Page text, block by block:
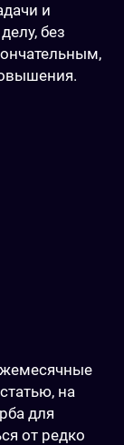
и
без
на
для
от редко